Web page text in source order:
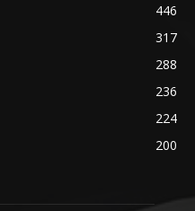
446
317
288
236
224
200